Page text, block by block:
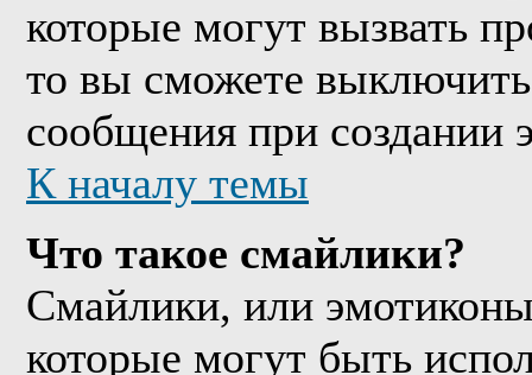
которые могут вызвать
то вы сможете выключить
сообщения при создании
К началу темы
Что такое смайлики?
Смайлики, или
которые могут быть